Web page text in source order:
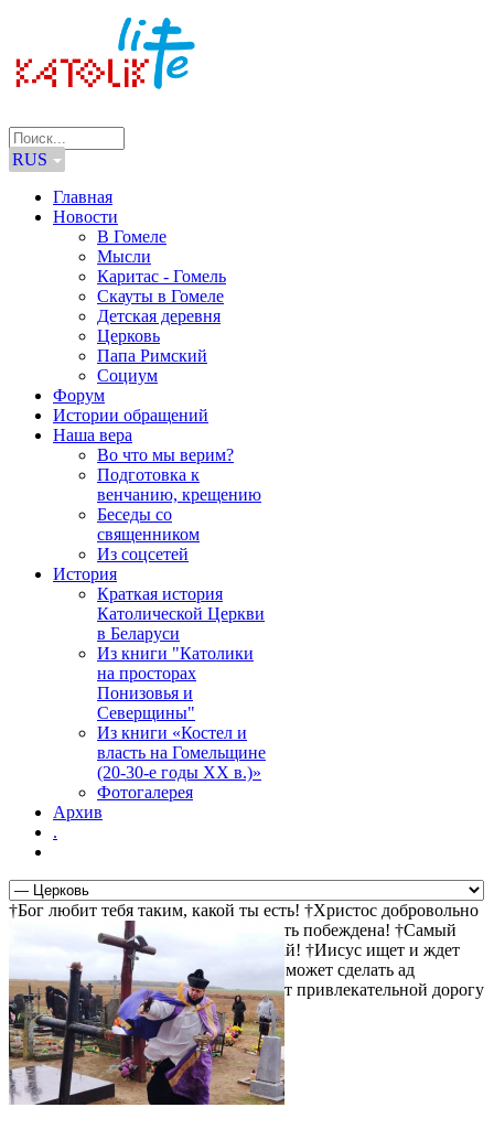
RUS
Главная
Новости
В Гомеле
Мысли
Каритас - Гомель
Скауты в Гомеле
Детская деревня
Церковь
Папа Римский
Социум
Форум
Истории обращений
Наша вера
Во что мы верим?
Подготовка к
венчанию, крещению
Беседы со
священником
Из соцсетей
История
Краткая история
Католической Церкви
в Беларуси
Из книги "Католики
на просторах
Понизовья и
Северщины"
Из книги «Костел и
власть на Гомельщине
(20-30-е годы ХХ в.)»
Фотогалерея
Архив
.
†Бог любит тебя таким, какой ты есть! †Христос добровольно
пошел на крест за твои грехи †Смерть побеждена! †Самый
прямой путь к спасению - не осуждай! †Иисус ищет и ждет
тебя! †Христос воскрес! †Дьявол не может сделать ад
привлекательным, поэтому он делает привлекательной дорогу
туда